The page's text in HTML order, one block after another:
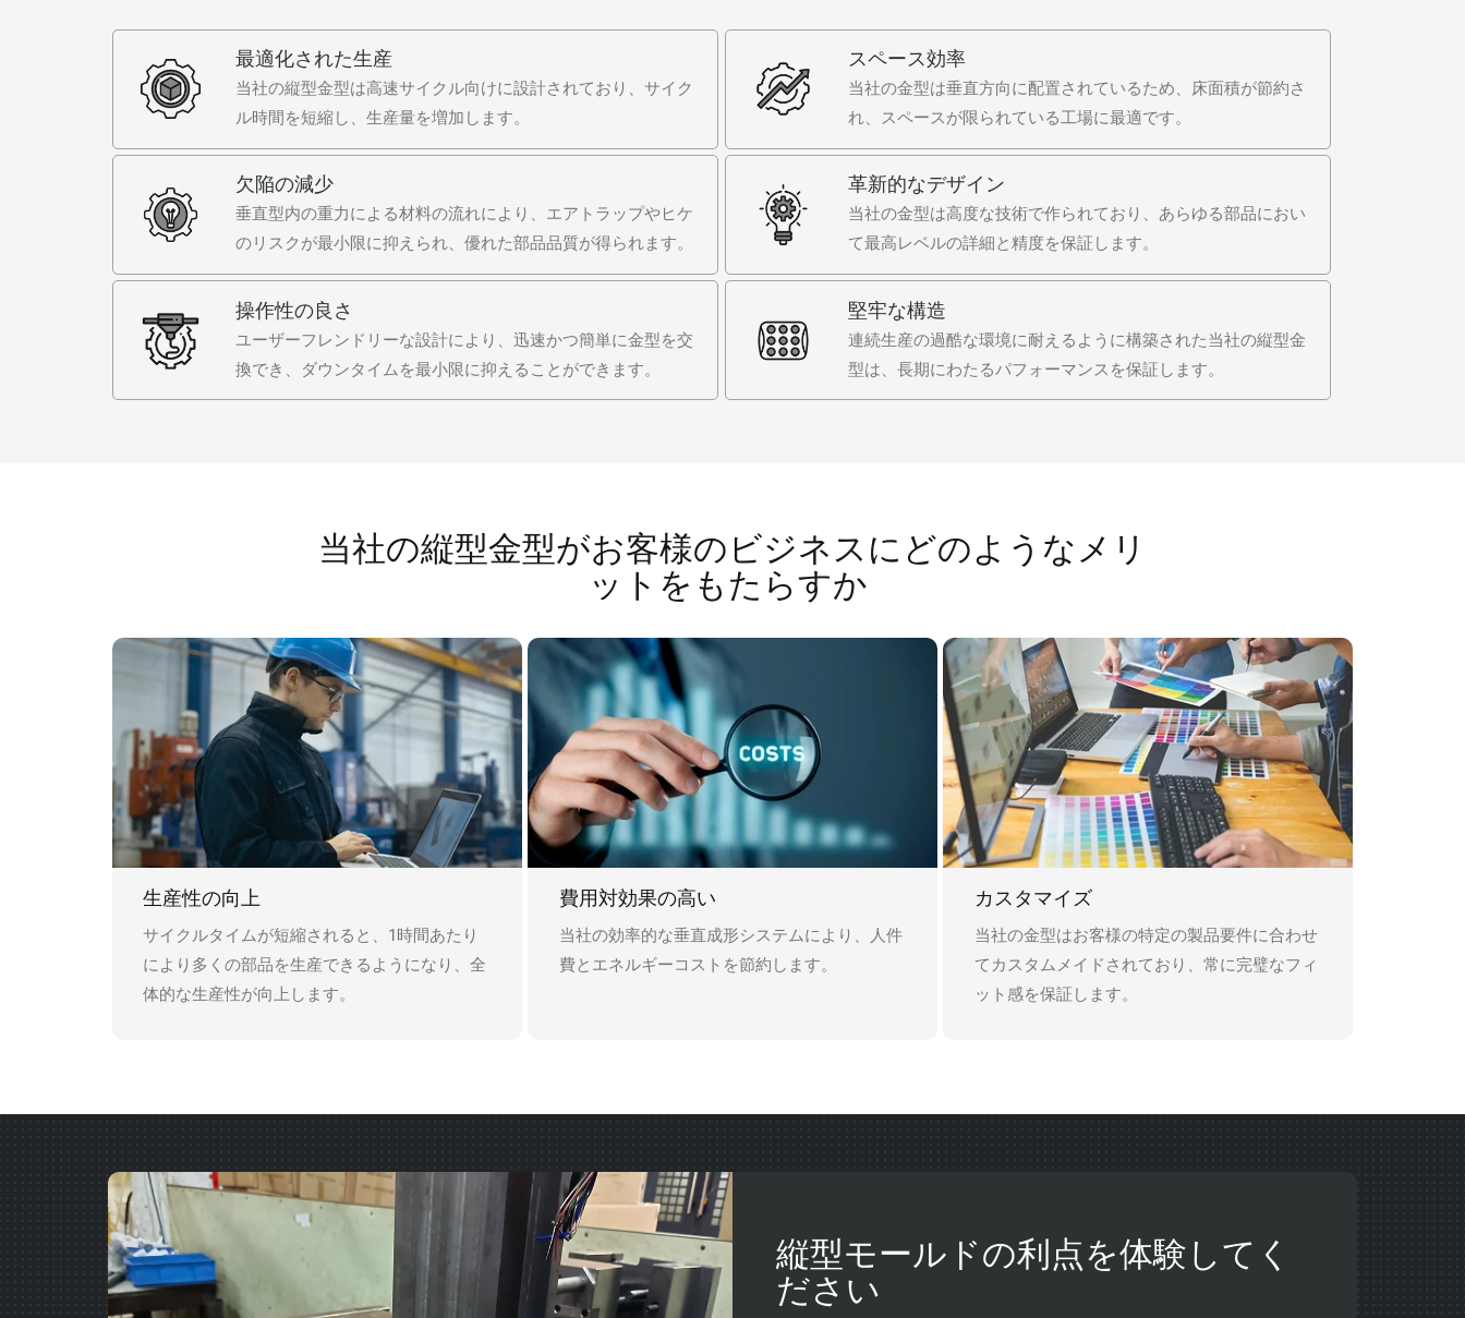
最適化された生産
当社の縦型金型は高速サイクル向けに設計されており、サイク
ル時間を短縮し、生産量を増加します。
スペース効率
当社の金型は垂直方向に配置されているため、床面積が節約さ
れ、スペースが限られている工場に最適です。
欠陥の減少
垂直型内の重力による材料の流れにより、エアトラップやヒケ
のリスクが最小限に抑えられ、優れた部品品質が得られます。
革新的なデザイン
当社の金型は高度な技術で作られており、あらゆる部品におい
て最高レベルの詳細と精度を保証します。
操作性の良さ
ユーザーフレンドリーな設計により、迅速かつ簡単に金型を交
換でき、ダウンタイムを最小限に抑えることができます。
堅牢な構造
連続生産の過酷な環境に耐えるように構築された当社の縦型金
型は、長期にわたるパフォーマンスを保証します。
当社の縦型金型がお客様のビジネスにどのようなメリ
ットをもたらすか
生産性の向上
サイクルタイムが短縮されると、1時間あたり
により多くの部品を生産できるようになり、全
体的な生産性が向上します。
費用対効果の高い
当社の効率的な垂直成形システムにより、人件
費とエネルギーコストを節約します。
カスタマイズ
当社の金型はお客様の特定の製品要件に合わせ
てカスタムメイドされており、常に完璧なフィ
ット感を保証します。
縦型モールドの利点を体験してく
ださい